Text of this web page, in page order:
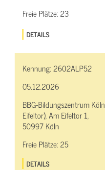
Freie Plätze:23
DETAILS
Kennung:2602ALP52
05.12.2026
BBG-Bildungszentrum
Eifeltor), Am Eifeltor 1,
50997 Köln
Freie Plätze:25
DETAILS